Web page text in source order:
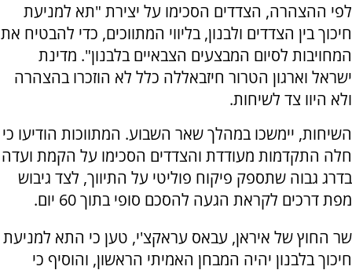
לפי ההצהרה, הצדדים הסכימו על יצירת "תא למניעת
חיכוך בין הצדדים ולבנון, בליווי המתווכים, כדי להבטיח את
המחויבות לסיום המבצעים הצבאיים בלבנון". מדינת
ישראל וארגון הטרור חיזבאללה כלל לא הוזכרו בהצהרה
ולא היוו צד לשיחות.
השיחות, יימשכו במהלך שאר השבוע. המתווכות הודיעו כי
חלה התקדמות מעודדת והצדדים הסכימו על הקמת ועדה
בדרג גבוה שתספק פיקוח פוליטי על התיווך, לצד גיבוש
מפת דרכים לקראת הגעה להסכם סופי בתוך 60 יום.
שר החוץ של איראן, עבאס עראקצ'י, טען כי התא למניעת
חיכוך בלבנון יהיה המבחן האמיתי הראשון, והוסיף כי